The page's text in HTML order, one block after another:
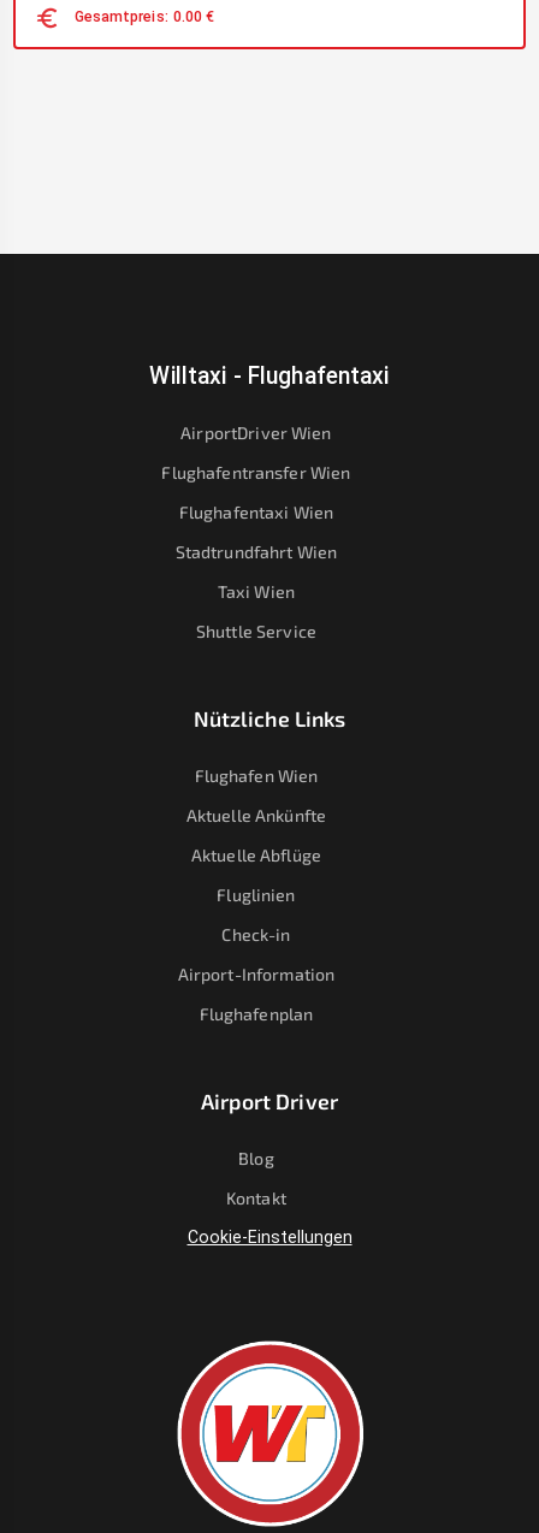
Gesamtpreis: 0.00 €
Willtaxi - Flughafentaxi
AirportDriver Wien
Flughafentransfer Wien
Flughafentaxi Wien
Stadtrundfahrt Wien
Taxi Wien
Shuttle Service
Nützliche Links
Flughafen Wien
Aktuelle Ankünfte
Aktuelle Abflüge
Fluglinien
Check-in
Airport-Information
Flughafenplan
Airport Driver
Blog
Kontakt
Cookie-Einstellungen